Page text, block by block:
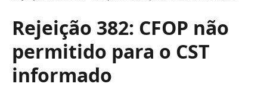
Rejeição 382: CFOP não
permitido para o CST
informado